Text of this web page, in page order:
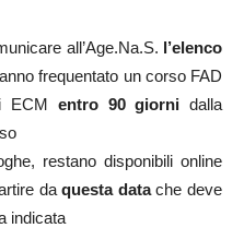
all’Age.Na.S. l’elenco
frequentato un corso FAD
ECM entro 90 giorni dalla
restano disponibili online
daquesta datache deve
indicata